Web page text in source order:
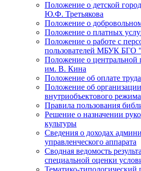
Положение о детской
Ю.Ф. Третьякова
Положение о
Положение о платных
Положение о работе с
пользователей МБУК
Положение о центральной
им. В. Кина
Положение об оплате труда
Положение об
внутриобъектового режима
Правила пользования
Решение о назначении
культуры
Сведения о доходах
управленческого аппарата
Сводная ведомость
специальной оценки
Тематико-типологический